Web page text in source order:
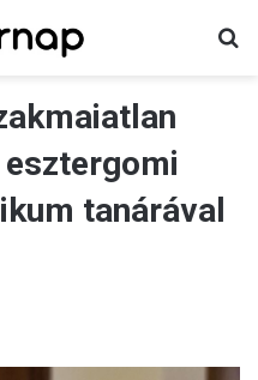
tanárával